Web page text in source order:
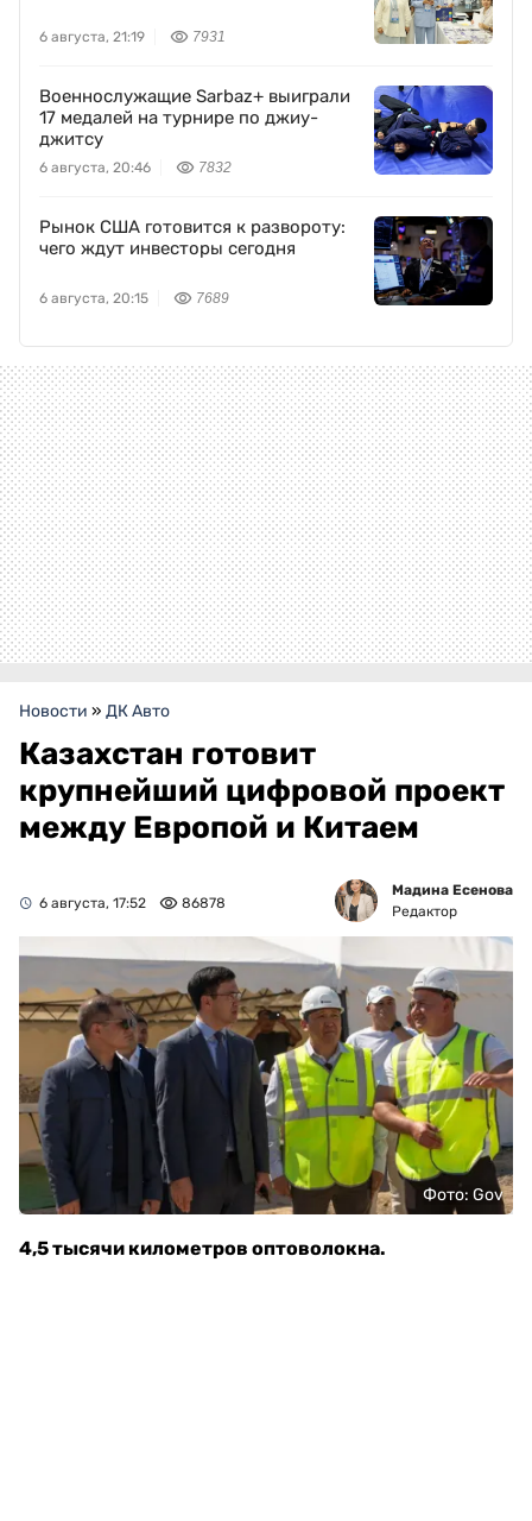
6 августа, 21:19 7931
Военнослужащие Sarbaz+ выиграли
17 медалей на турнире по джиу-
джитсу
6 августа, 20:46 7832
Рынок США готовится к развороту:
чего ждут инвесторы сегодня
6 августа, 20:15 7689
Новости » ДК Авто
Казахстан готовит
крупнейший цифровой проект
между Европой и Китаем
6 августа, 17:52 86878
Мадина Есенова
Редактор
Фото: Gov
4,5 тысячи километров оптоволокна.